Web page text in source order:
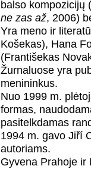
balso kompozicijų
ne zas až, 2006)
Yra meno ir
Košekas), Hana
(Františekas
Žurnaluose yra
menininkus.
Nuo 1999 m.
formas,
pasitelkdamas
1994 m. gavo Jiří
autoriams.
Gyvena Prahoje ir